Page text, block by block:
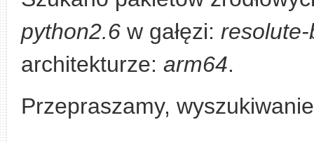
python2.6 w gałęzi:
architekturze: arm64.
Przepraszamy,